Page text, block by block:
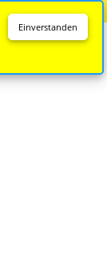
Einverstanden